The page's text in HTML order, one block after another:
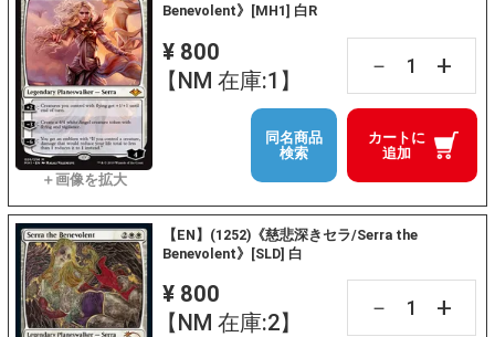
Benevolent》[MH1] 白R
¥ 800
【NM 在庫:1】
－ +
カートに
追加
同名商品
検索
【EN】(1252)《慈悲深きセラ/Serra the
Benevolent》[SLD] 白
¥ 800
【NM 在庫:2】
－ +